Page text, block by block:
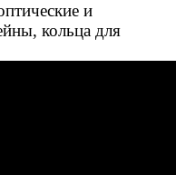
и
кольца для